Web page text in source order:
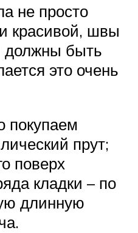
не просто
красивой, швы
должны быть
это очень
покупаем
прут;
поверх
кладки – по
длинную